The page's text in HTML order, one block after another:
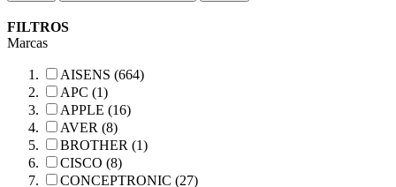
FILTROS
Marcas
AISENS (664)
APC (1)
APPLE (16)
AVER (8)
BROTHER (1)
CISCO (8)
CONCEPTRONIC (27)